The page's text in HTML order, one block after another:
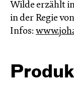
Wilde erzählt
in der Regie
Infos: